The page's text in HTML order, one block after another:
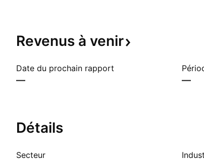
Revenus à venir
Date du prochain rapport
— —
Détails
Secteur